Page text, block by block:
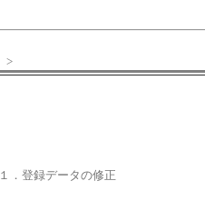
>
１．登録データの修正